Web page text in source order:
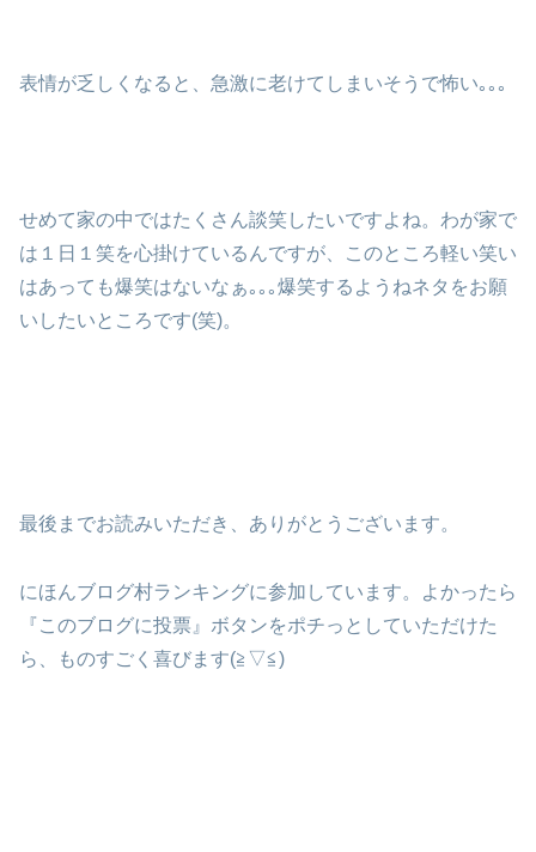
表情が乏しくなると、急激に老けてしまいそうで怖い｡｡｡
せめて家の中ではたくさん談笑したいですよね。わが家で
は１日１笑を心掛けているんですが、このところ軽い笑い
はあっても爆笑はないなぁ｡｡｡爆笑するようねネタをお願
いしたいところです(笑)。
最後までお読みいただき、ありがとうございます。
にほんブログ村ランキングに参加しています。よかったら
『このブログに投票』ボタンをポチっとしていただけた
ら、ものすごく喜びます(≧▽≦)